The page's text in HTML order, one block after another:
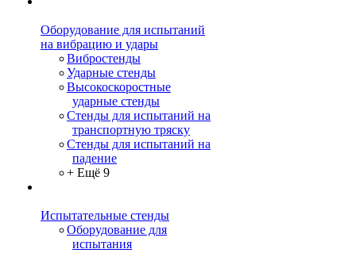
Оборудование для испытаний
на вибрацию и удары
Вибростенды
Ударные стенды
Высокоскоростные
ударные стенды
Стенды для испытаний на
транспортную тряску
Стенды для испытаний на
падение
+ Ещё 9
Испытательные стенды
Оборудование для
испытания